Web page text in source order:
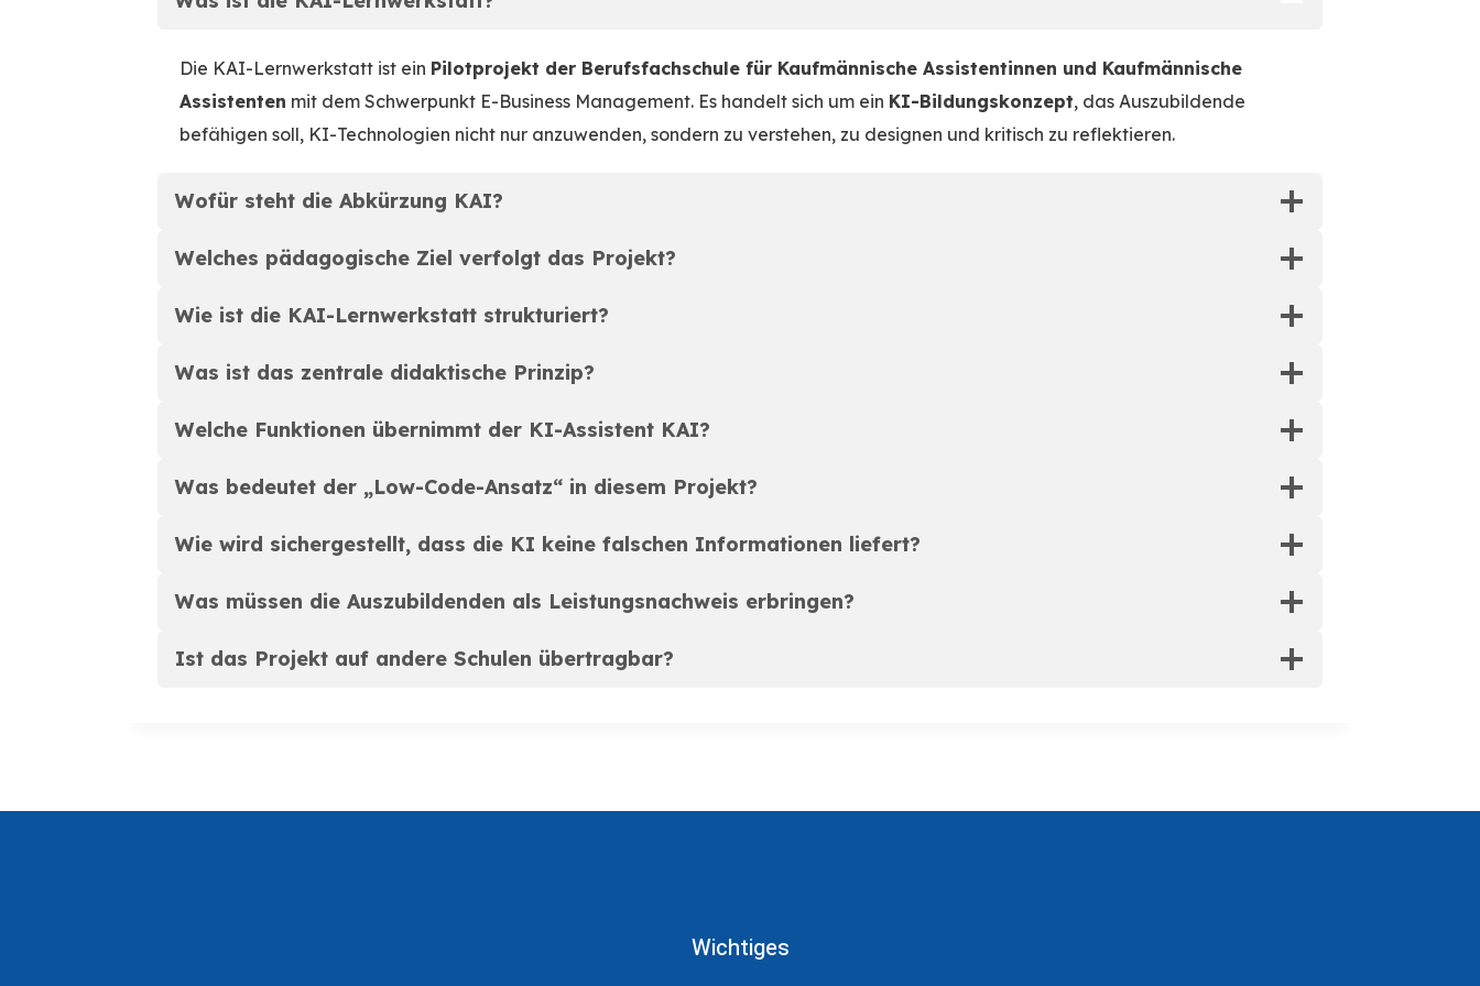
Die KAI-Lernwerkstatt ist ein Pilotprojekt der Berufsfachschule für Kaufmännische Assistentinnen und Kaufmännische
Assistenten mit dem Schwerpunkt E-Business Management. Es handelt sich um ein KI-Bildungskonzept, das Auszubildende
befähigen soll, KI-Technologien nicht nur anzuwenden, sondern zu verstehen, zu designen und kritisch zu reflektieren.
Wofür steht die Abkürzung KAI?
Welches pädagogische Ziel verfolgt das Projekt?
Wie ist die KAI-Lernwerkstatt strukturiert?
Was ist das zentrale didaktische Prinzip?
Welche Funktionen übernimmt der KI-Assistent KAI?
Was bedeutet der „Low-Code-Ansatz“ in diesem Projekt?
Wie wird sichergestellt, dass die KI keine falschen Informationen liefert?
Was müssen die Auszubildenden als Leistungsnachweis erbringen?
Ist das Projekt auf andere Schulen übertragbar?
Wichtiges